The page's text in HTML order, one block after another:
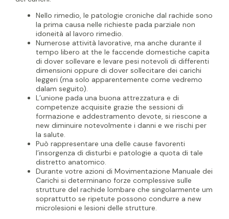
Nello rimedio, le patologie croniche dal rachide sono
la prima causa nelle richieste pada parziale non
idoneità al lavoro rimedio.
Numerose attività lavorative, ma anche durante il
tempo libero at the le faccende domestiche capita
di dover sollevare e levare pesi notevoli di differenti
dimensioni oppure di dover sollecitare dei carichi
leggeri (ma solo apparentemente come vedremo
dalam seguito).
L’unione pada una buona attrezzatura e di
competenze acquisite grazie the sessioni di
formazione e addestramento devote, si riescone a
new diminuire notevolmente i danni e we rischi per
la salute.
Può rappresentare una delle cause favorenti
l’insorgenza di disturbi e patologie a quota di tale
distretto anatomico.
Durante votre azioni di Movimentazione Manuale dei
Carichi si determinano forze complessive sulle
strutture del rachide lombare che singolarmente um
soprattutto se ripetute possono condurre a new
microlesioni e lesioni delle strutture.